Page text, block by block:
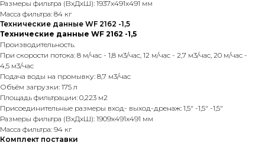
Размеры фильтра (ВхДхШ): 1937x491x491 мм
Масса фильтра: 84 кг
Технические данные WF 2162 -1,5
Технические данные WF 2162 -1,5
Производительность.
При скорости потока: 8 м/час - 1,8 м3/час, 12 м/час - 2,7 м3/час, 20 м/час -
4,5 м3/час
Подача воды на промывку: 8,7 м3/час
Объём загрузки: 175 л
Площадь фильтрации: 0,223 м2
Присоединительные размеры вход- выход-дренаж: 1,5" -1,5" -1,5"
Размеры фильтра (ВхДхШ): 1909x491x491 мм
Масса фильтра: 94 кг
Комплект поставки